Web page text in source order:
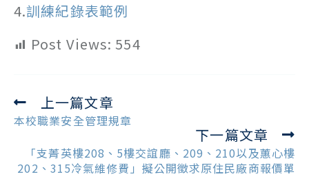
4.訓練紀錄表範例
Post Views: 554
Read
more
上一篇文章
本校職業安全管理規章
下一篇文章
「支菁英樓208、5樓交誼廳、209、210以及蕙心樓
202、315冷氣維修費」擬公開徵求原住民廠商報價單